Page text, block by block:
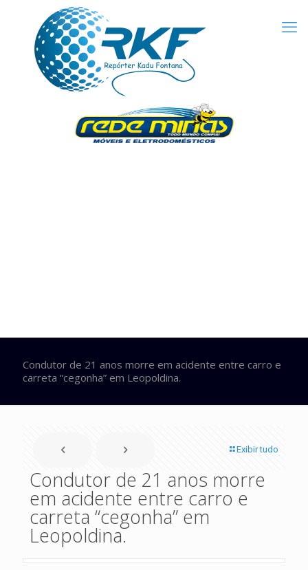
Condutor de 21 anos morre em acidente entre carro e
carreta “cegonha” em Leopoldina.
Exibir tudo
Condutor de 21 anos morre
em acidente entre carro e
carreta “cegonha” em
Leopoldina.